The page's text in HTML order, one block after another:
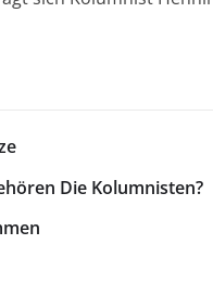
Die Kolumnisten?